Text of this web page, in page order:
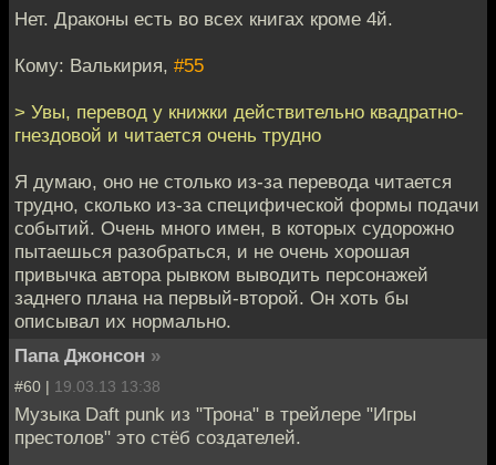
Нет. Драконы есть во всех книгах кроме 4й.
Кому: Валькирия, #55
> Увы, перевод у книжки действительно квадратно-
гнездовой и читается очень трудно
Я думаю, оно не столько из-за перевода читается
трудно, сколько из-за специфической формы подачи
событий. Очень много имен, в которых судорожно
пытаешься разобраться, и не очень хорошая
привычка автора рывком выводить персонажей
заднего плана на первый-второй. Он хоть бы
описывал их нормально.
Папа Джонсон »
#60 | 19.03.13 13:38
Музыка Daft punk из "Трона" в трейлере "Игры
престолов" это стёб создателей.